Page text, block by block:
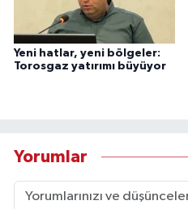
Yeni hatlar, yeni bölgeler:
Torosgaz yatırımı büyüyor
Yorumlar